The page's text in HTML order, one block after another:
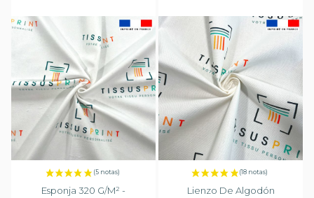
Esponja 320 G/m² -
Lienzo De Algodón